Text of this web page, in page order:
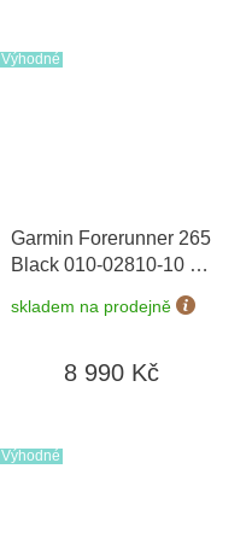
Výhodné
Garmin Forerunner 265
Black 010-02810-10 +
možnost výměny do 90
dní
skladem na prodejně
8 990 Kč
Výhodné